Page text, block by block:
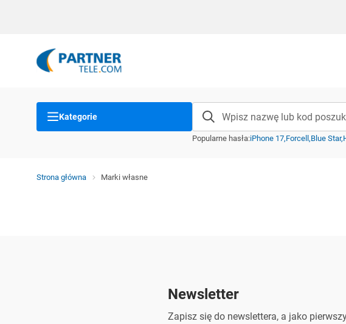
Kategorie
Popularne hasła:iPhone 17 Forcell Blue Star
Strona główna Marki własne
Newsletter
Zapisz się do newslettera, a jako